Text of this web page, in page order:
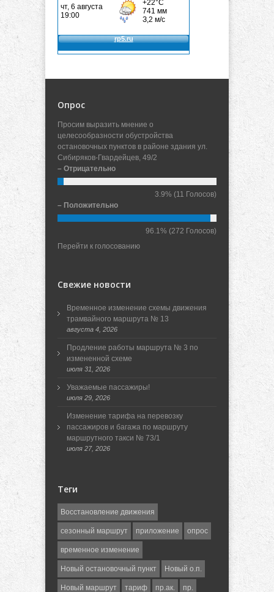
Опрос
Просим выразить мнение о
целесообразности обустройства
остановочных пунктов в районе здания ул.
Сибиряков-Гвардейцев, 49/2
– Отрицательно
3.9% (11 Голосов)
– Положительно
96.1% (272 Голосов)
Перейти к голосованию
Свежие новости
Временное изменение схемы движения
трамвайного маршрута № 13
августа 4, 2026
Продление работы маршрута № 3 по
измененной схеме
июля 31, 2026
Уважаемые пассажиры!
июля 29, 2026
Изменение тарифа на перевозку
пассажиров и багажа по маршруту
маршрутного такси № 73/1
июля 27, 2026
Теги
Восстановление движения
сезонный маршрут приложение опрос
временное изменение
Новый остановочный пункт Новый о.п.
Новый маршрут тариф пр.ак. пр.